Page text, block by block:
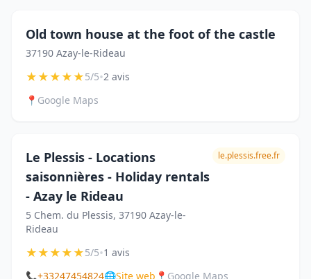
Old town house at the foot of the castle
37190 Azay-le-Rideau
★★★★★5/5•2 avis
📍 Google Maps
Le Plessis - Locations
saisonnières - Holiday rentals
- Azay le Rideau
5 Chem. du Plessis, 37190 Azay-le-
Rideau
le.plessis.free.fr
★★★★★5/5•1 avis
📞+33247454824🌐Site web 📍 Google Maps